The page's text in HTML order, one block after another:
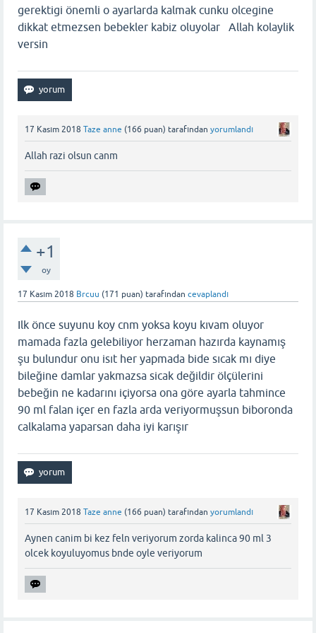
gerektigi önemli o ayarlarda kalmak cunku olcegine
dikkat etmezsen bebekler kabiz oluyolar Allah kolaylik
versin
17 Kasım 2018 Taze anne (166 puan) tarafından yorumlandı
Allah razi olsun canm
+1
oy
17 Kasım 2018 Brcuu (171 puan) tarafından cevaplandı
Ilk önce suyunu koy cnm yoksa koyu kıvam oluyor
mamada fazla gelebiliyor herzaman hazırda kaynamış
şu bulundur onu isıt her yapmada bide sıcak mı diye
bileğine damlar yakmazsa sicak değildir ölçülerini
bebeğin ne kadarını içiyorsa ona göre ayarla tahmince
90 ml falan içer en fazla arda veriyormuşsun biboronda
calkalama yaparsan daha iyi karışır
17 Kasım 2018 Taze anne (166 puan) tarafından yorumlandı
Aynen canim bi kez feln veriyorum zorda kalinca 90 ml 3
olcek koyuluyomus bnde oyle veriyorum